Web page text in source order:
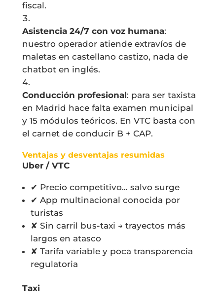
fiscal.
Asistencia 24/7 con voz humana:
nuestro operador atiende extravíos de
maletas en castellano castizo, nada de
chatbot en inglés.
Conducción profesional: para ser taxista
en Madrid hace falta examen municipal
y 15 módulos teóricos. En VTC basta con
el carnet de conducir B + CAP.
Ventajas y desventajas resumidas
Uber / VTC
✔ Precio competitivo… salvo surge
✔ App multinacional conocida por
turistas
✘ Sin carril bus-taxi → trayectos más
largos en atasco
✘ Tarifa variable y poca transparencia
regulatoria
Taxi